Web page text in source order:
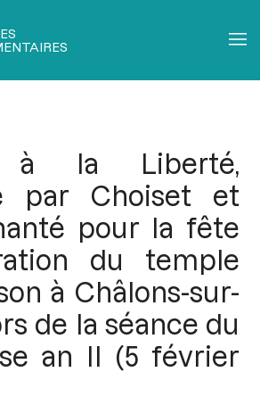
à la Liberté,
par Choiset et
pour la fête
du temple
à Châlons-sur-
de la séance du
an II (5 février